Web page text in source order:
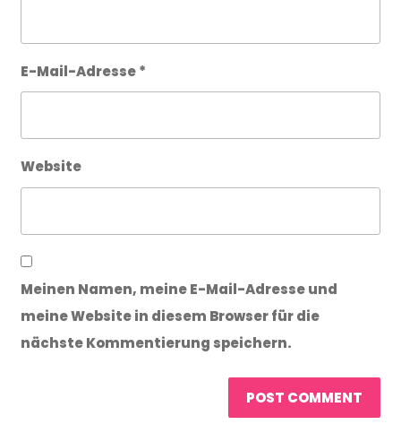
E-Mail-Adresse*
Website
Meinen Namen, meine E-Mail-Adresse und
meine Website in diesem Browser für die
nächste Kommentierung speichern.